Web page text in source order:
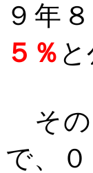
９年
５％
その
で、